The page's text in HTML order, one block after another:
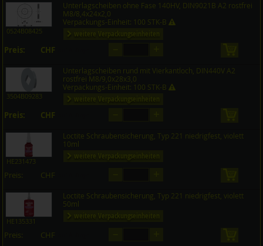
0524B08425
Unterlagscheiben ohne Fase 140HV, DIN9021B A2 rostfrei
M8/8,4x24x2,0
Verpackungs-Einheit: 100 STK-B
weitere Verpackungseinheiten
Preis: CHF
3504B09283
Unterlagscheiben rund mit Vierkantloch, DIN440V A2
rostfrei M8/9,0x28x3,0
Verpackungs-Einheit: 100 STK-B
weitere Verpackungseinheiten
Preis: CHF
HE231473
Loctite Schraubensicherung, Typ 221 niedrigfest, violett
10ml
weitere Verpackungseinheiten
Preis: CHF
HE135331
Loctite Schraubensicherung, Typ 221 niedrigfest, violett
50ml
weitere Verpackungseinheiten
Preis: CHF